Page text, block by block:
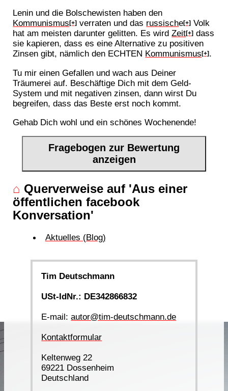
Lenin und die Bolschewisten haben den
Kommunismus[+] verraten und das russische[+] Volk
hat am meisten darunter gelitten. Es wirdZeit[+] dass
sie kapieren, dass es eine Alternative zu positiven
Zinsen gibt, nämlich den ECHTEN Kommunismus[+] .
Tu mir einen Gefallen und wach aus Deiner
Träumerei auf. Beschäftige Dich mit dem Geld-
System und mit negativen zinsen, dann wirst Du
begreifen, dass das Beste erst noch kommt.
Gehab Dich wohl und ein schönes Wochenende!
Fragebogen zur Bewertung
anzeigen
⌂ Querverweise auf 'Aus einer
öffentlichen facebook
Konversation'
Aktuelles (Blog)
Tim Deutschmann
USt-IdNr.: DE342866832
E-mail:autor@tim-deutschmann.de
Kontaktformular
Keltenweg 22
69221 Dossenheim
Deutschland